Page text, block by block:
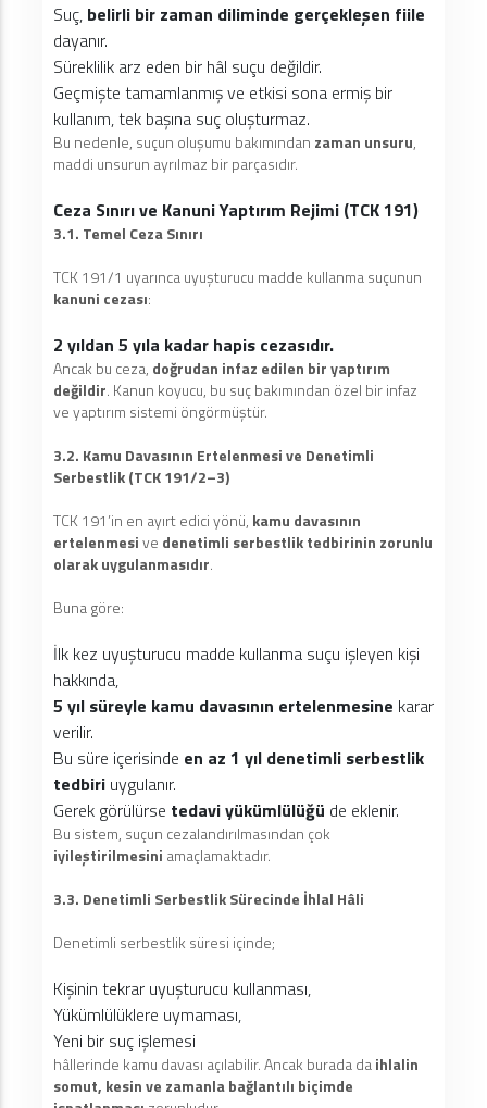
Suç, belirli bir zaman diliminde gerçekleşen fiile
dayanır.
Süreklilik arz eden bir hâl suçu değildir.
Geçmişte tamamlanmış ve etkisi sona ermiş bir
kullanım, tek başına suç oluşturmaz.
Bu nedenle, suçun oluşumu bakımından zaman unsuru,
maddi unsurun ayrılmaz bir parçasıdır.
Ceza Sınırı ve Kanuni Yaptırım Rejimi (TCK 191)
3.1. Temel Ceza Sınırı
TCK 191/1 uyarınca uyuşturucu madde kullanma suçunun
kanuni cezası:
2 yıldan 5 yıla kadar hapis cezasıdır.
Ancak bu ceza, doğrudan infaz edilen bir yaptırım
değildir. Kanun koyucu, bu suç bakımından özel bir infaz
ve yaptırım sistemi öngörmüştür.
3.2. Kamu Davasının Ertelenmesi ve Denetimli
Serbestlik (TCK 191/2–3)
TCK 191’in en ayırt edici yönü, kamu davasının
ertelenmesive denetimli serbestlik tedbirinin zorunlu
olarak uygulanmasıdır.
Buna göre:
İlk kez uyuşturucu madde kullanma suçu işleyen kişi
hakkında,
5 yıl süreyle kamu davasının ertelenmesine karar
verilir.
Bu süre içerisinde en az 1 yıl denetimli serbestlik
tedbiri uygulanır.
Gerek görülürse tedavi yükümlülüğü de eklenir.
Bu sistem, suçun cezalandırılmasından çok
iyileştirilmesini amaçlamaktadır.
3.3. Denetimli Serbestlik Sürecinde İhlal Hâli
Denetimli serbestlik süresi içinde;
Kişinin tekrar uyuşturucu kullanması,
Yükümlülüklere uymaması,
Yeni bir suç işlemesi
hâllerinde kamu davası açılabilir. Ancak burada daihlalin
somut, kesin ve zamanla bağlantılı biçimde